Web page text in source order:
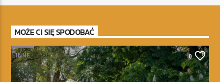
MOŻE CI SIĘ SPODOBAĆ
INNE 0